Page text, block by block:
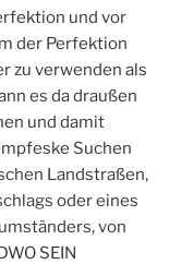
und vor
der Perfektion
zu verwenden als
es da draußen
und damit
Suchen
Landstraßen,
oder eines
von
SEIN